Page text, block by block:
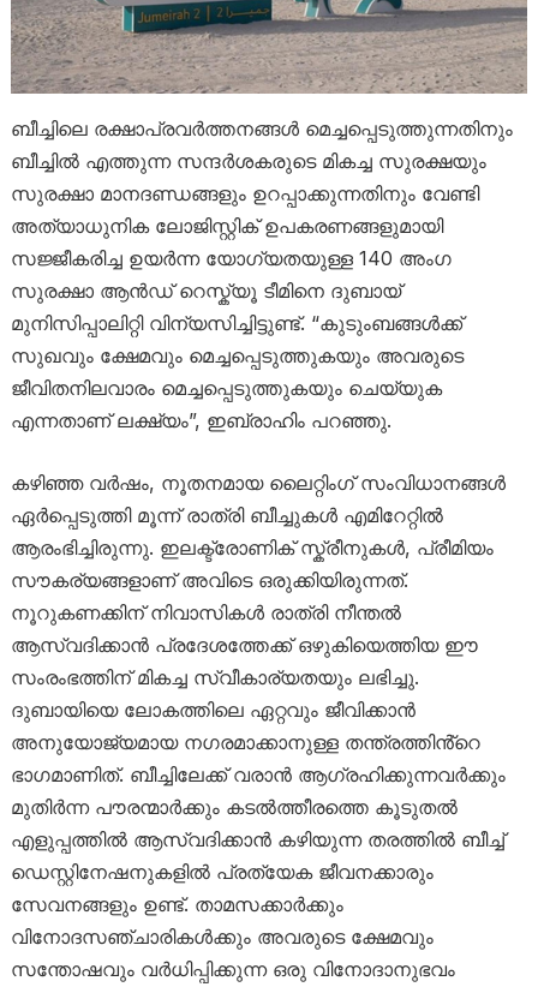
ബീച്ചിലെ രക്ഷാപ്രവർത്തനങ്ങൾ മെച്ചപ്പെടുത്തുന്നതിനും
ബീച്ചിൽ എത്തുന്ന സന്ദർശകരുടെ മികച്ച സുരക്ഷയും
സുരക്ഷാ മാനദണ്ഡങ്ങളും ഉറപ്പാക്കുന്നതിനും വേണ്ടി
അത്യാധുനിക ലോജിസ്റ്റിക് ഉപകരണങ്ങളുമായി
സജ്ജീകരിച്ച ഉയർന്ന യോഗ്യതയുള്ള 140 അംഗ
സുരക്ഷാ ആൻഡ് റെസ്ക്യൂ ടീമിനെ ദുബായ്
മുനിസിപ്പാലിറ്റി വിന്യസിച്ചിട്ടുണ്ട്. “കുടുംബങ്ങൾക്ക്
സുഖവും ക്ഷേമവും മെച്ചപ്പെടുത്തുകയും അവരുടെ
ജീവിതനിലവാരം മെച്ചപ്പെടുത്തുകയും ചെയ്യുക
എന്നതാണ് ലക്ഷ്യം”, ഇബ്രാഹിം പറഞ്ഞു.
കഴിഞ്ഞ വർഷം, നൂതനമായ ലൈറ്റിംഗ് സംവിധാനങ്ങൾ
ഏർപ്പെടുത്തി മൂന്ന് രാത്രി ബീച്ചുകൾ എമിറേറ്റിൽ
ആരംഭിച്ചിരുന്നു. ഇലക്ട്രോണിക് സ്ക്രീനുകൾ, പ്രീമിയം
സൗകര്യങ്ങളാണ് അവിടെ ഒരുക്കിയിരുന്നത്.
നൂറുകണക്കിന് നിവാസികൾ രാത്രി നീന്തൽ
ആസ്വദിക്കാൻ പ്രദേശത്തേക്ക് ഒഴുകിയെത്തിയ ഈ
സംരംഭത്തിന് മികച്ച സ്വീകാര്യതയും ലഭിച്ചു.
ദുബായിയെ ലോകത്തിലെ ഏറ്റവും ജീവിക്കാൻ
അനുയോജ്യമായ നഗരമാക്കാനുള്ള തന്ത്രത്തിൻ്റെ
ഭാഗമാണിത്. ബീച്ചിലേക്ക് വരാൻ ആ​ഗ്രഹിക്കുന്നവർക്കും
മുതിർന്ന പൗരന്മാർക്കും കടൽത്തീരത്തെ കൂടുതൽ
എളുപ്പത്തിൽ ആസ്വദിക്കാൻ കഴിയുന്ന തരത്തിൽ ബീച്ച്
ഡെസ്റ്റിനേഷനുകളിൽ പ്രത്യേക ജീവനക്കാരും
സേവനങ്ങളും ഉണ്ട്. താമസക്കാർക്കും
വിനോദസഞ്ചാരികൾക്കും അവരുടെ ക്ഷേമവും
സന്തോഷവും വർധിപ്പിക്കുന്ന ഒരു വിനോദാനുഭവം